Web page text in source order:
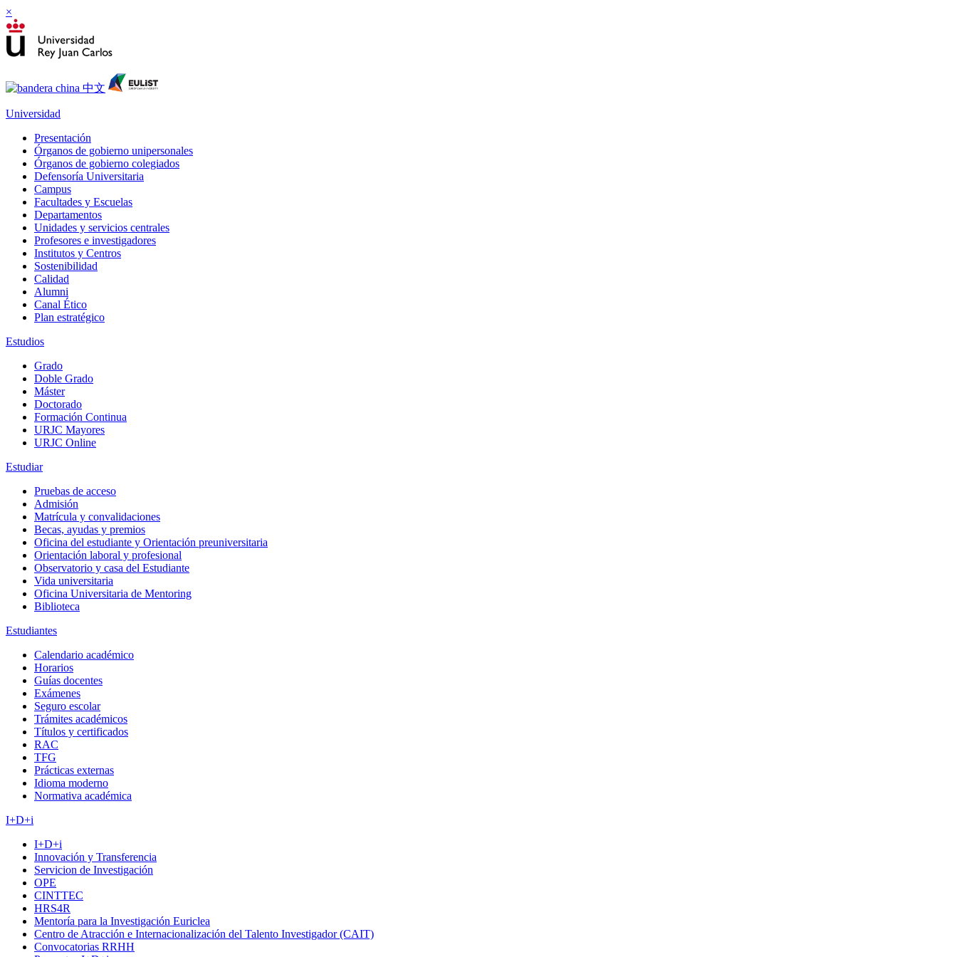
×
Universidad
Presentación
Órganos de gobierno unipersonales
Órganos de gobierno colegiados
Defensoría Universitaria
Campus
Facultades y Escuelas
Departamentos
Unidades y servicios centrales
Profesores e investigadores
Institutos y Centros
Sostenibilidad
Calidad
Alumni
Canal Ético
Plan estratégico
Estudios
Grado
Doble Grado
Máster
Doctorado
Formación Continua
URJC Mayores
URJC Online
Estudiar
Pruebas de acceso
Admisión
Matrícula y convalidaciones
Becas, ayudas y premios
Oficina del estudiante y Orientación preuniversitaria
Orientación laboral y profesional
Observatorio y casa del Estudiante
Vida universitaria
Oficina Universitaria de Mentoring
Biblioteca
Estudiantes
Calendario académico
Horarios
Guías docentes
Exámenes
Seguro escolar
Trámites académicos
Títulos y certificados
RAC
TFG
Prácticas externas
Idioma moderno
Normativa académica
I+D+i
I+D+i
Innovación y Transferencia
Servicion de Investigación
OPE
CINTTEC
HRS4R
Mentoría para la Investigación Euriclea
Centro de Atracción e Internacionalización del Talento Investigador (CAIT)
Convocatorias RRHH